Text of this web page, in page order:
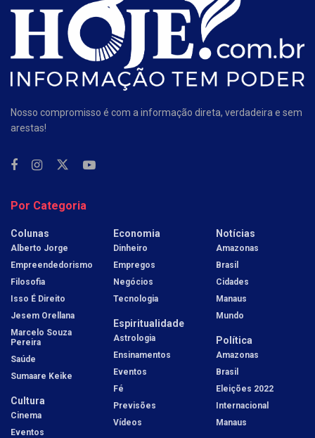
Nosso compromisso é com a informação direta, verdadeira e sem
arestas!
Por Categoria
Colunas
Alberto Jorge
Empreendedorismo
Filosofia
Isso É Direito
Jesem Orellana
Marcelo Souza
Pereira
Saúde
Sumaare Keike
Cultura
Cinema
Eventos
Economia
Dinheiro
Empregos
Negócios
Tecnologia
Espiritualidade
Astrologia
Ensinamentos
Eventos
Fé
Previsões
Vídeos
Notícias
Amazonas
Brasil
Cidades
Manaus
Mundo
Política
Amazonas
Brasil
Eleições 2022
Internacional
Manaus